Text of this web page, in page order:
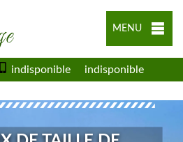
MENU
indisponible indisponible